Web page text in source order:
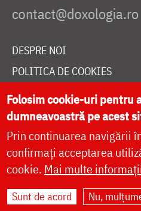
DESPRE NOI
POLITICA DE COOKIES
DONEAZĂ ONLINE PENTRU
LIVE
Site dezvoltat de
Folosim cookie-uri pentru
dumneavoastră pe acest
Prin continuarea navigării
confirmați acceptarea
cookie. Mai multe
Sunt de acord Nu,